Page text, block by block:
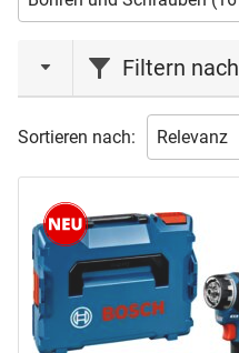
Filtern nach
Aktion (15)
Liquidation
Neuheit (2)
Marke
BOSCH EXPERT
(18)
Sortieren nach: